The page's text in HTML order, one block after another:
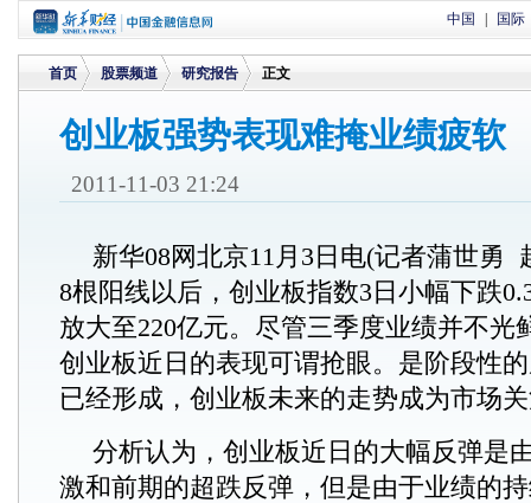
中国 国际
首页
>
股票频道
>
研究报告 正文
创业板强势表现难掩业绩疲软
2011-11-03 21:24
新华08网北京11月3日电(记者蒲世勇
8根阳线以后，创业板指数3日小幅下跌
放大至220亿元。尽管三季度业绩并不光
创业板近日的表现可谓抢眼。是阶段性
已经形成，创业板未来的走势成为市场
分析认为，创业板近日的大幅反弹是
激和前期的超跌反弹，但是由于业绩的